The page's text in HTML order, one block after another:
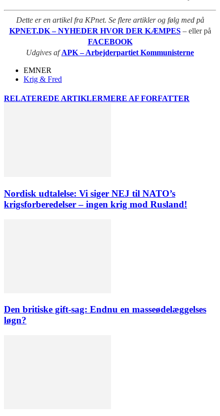
Dette er en artikel fra KPnet. Se flere artikler og følg med på
KPNET.DK – NYHEDER HVOR DER KÆMPES – eller på
FACEBOOK
Udgives afAPK – Arbejderpartiet Kommunisterne
EMNER
Krig & Fred
RELATEREDE ARTIKLERMERE AF FORFATTER
Nordisk udtalelse: Vi siger NEJ til NATO’s
krigsforberedelser – ingen krig mod Rusland!
Den britiske gift-sag: Endnu en masseødelæggelses
løgn?